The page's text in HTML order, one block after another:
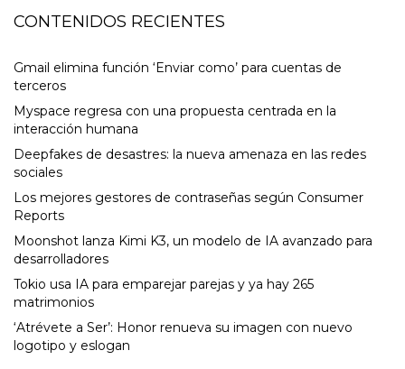
CONTENIDOS RECIENTES
Gmail elimina función ‘Enviar como’ para cuentas de
terceros
Myspace regresa con una propuesta centrada en la
interacción humana
Deepfakes de desastres: la nueva amenaza en las redes
sociales
Los mejores gestores de contraseñas según Consumer
Reports
Moonshot lanza Kimi K3, un modelo de IA avanzado para
desarrolladores
Tokio usa IA para emparejar parejas y ya hay 265
matrimonios
‘Atrévete a Ser’: Honor renueva su imagen con nuevo
logotipo y eslogan